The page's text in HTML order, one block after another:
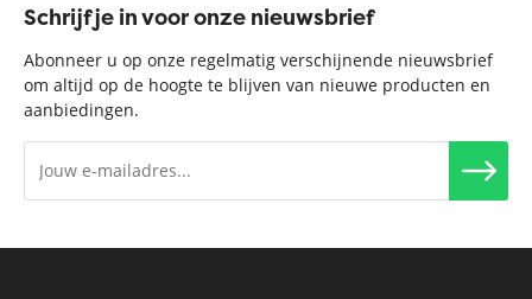
Schrijf je in voor onze nieuwsbrief
Abonneer u op onze regelmatig verschijnende nieuwsbrief
om altijd op de hoogte te blijven van nieuwe producten en
aanbiedingen.